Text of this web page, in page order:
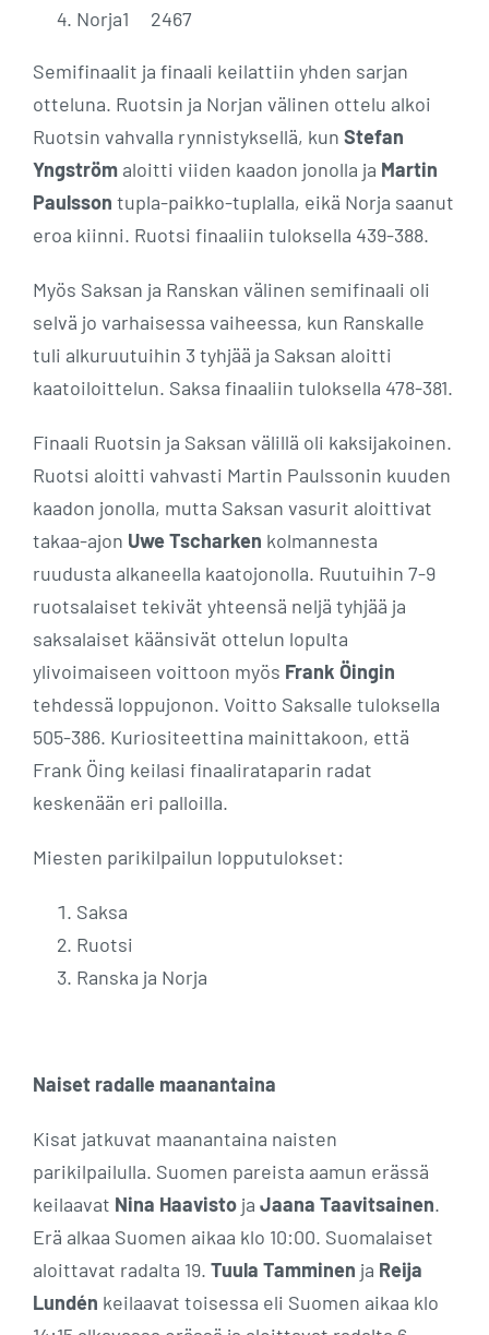
Norja1 2467
Semifinaalit ja finaali keilattiin yhden sarjan
otteluna. Ruotsin ja Norjan välinen ottelu alkoi
Ruotsin vahvalla rynnistyksellä, kun Stefan
Yngström aloitti viiden kaadon jonolla ja Martin
Paulsson tupla-paikko-tuplalla, eikä Norja saanut
eroa kiinni. Ruotsi finaaliin tuloksella 439-388.
Myös Saksan ja Ranskan välinen semifinaali oli
selvä jo varhaisessa vaiheessa, kun Ranskalle
tuli alkuruutuihin 3 tyhjää ja Saksan aloitti
kaatoiloittelun. Saksa finaaliin tuloksella 478-381.
Finaali Ruotsin ja Saksan välillä oli kaksijakoinen.
Ruotsi aloitti vahvasti Martin Paulssonin kuuden
kaadon jonolla, mutta Saksan vasurit aloittivat
takaa-ajon Uwe Tscharken kolmannesta
ruudusta alkaneella kaatojonolla. Ruutuihin 7-9
ruotsalaiset tekivät yhteensä neljä tyhjää ja
saksalaiset käänsivät ottelun lopulta
ylivoimaiseen voittoon myös Frank Öingin
tehdessä loppujonon. Voitto Saksalle tuloksella
505-386. Kuriositeettina mainittakoon, että
Frank Öing keilasi finaalirataparin radat
keskenään eri palloilla.
Miesten parikilpailun lopputulokset:
Saksa
Ruotsi
Ranska ja Norja
Naiset radalle maanantaina
Kisat jatkuvat maanantaina naisten
parikilpailulla. Suomen pareista aamun erässä
keilaavat Nina Haavisto ja Jaana Taavitsainen.
Erä alkaa Suomen aikaa klo 10:00. Suomalaiset
aloittavat radalta 19. Tuula Tamminen ja Reija
Lundén keilaavat toisessa eli Suomen aikaa klo